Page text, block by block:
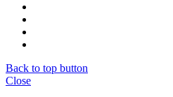
Back to top button
Close